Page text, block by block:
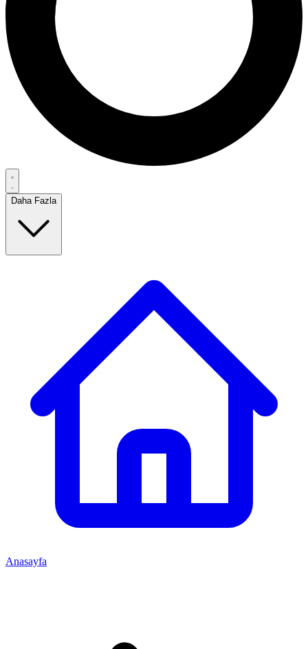
Daha Fazla
Anasayfa